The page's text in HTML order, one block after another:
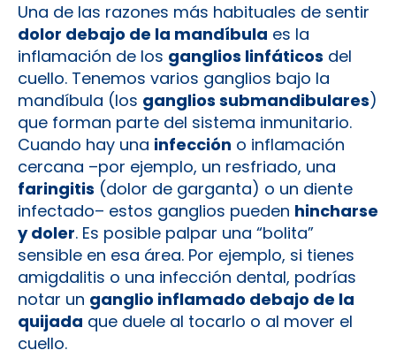
Una de las razones más habituales de sentir
dolor debajo de la mandíbula es la
inflamación de los ganglios linfáticos del
cuello. Tenemos varios ganglios bajo la
mandíbula (los ganglios submandibulares)
que forman parte del sistema inmunitario.
Cuando hay una infección o inflamación
cercana –por ejemplo, un resfriado, una
faringitis (dolor de garganta) o un diente
infectado– estos ganglios pueden hincharse
y doler. Es posible palpar una “bolita”
sensible en esa área. Por ejemplo, si tienes
amigdalitis o una infección dental, podrías
notar un ganglio inflamado debajo de la
quijada que duele al tocarlo o al mover el
cuello.